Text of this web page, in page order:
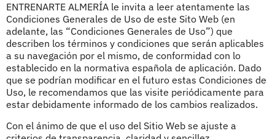
ENTRENARTE ALMERÍA le invita a leer atentamente las
Condiciones Generales de Uso de este Sito Web (en
adelante, las “Condiciones Generales de Uso”) que
describen los términos y condiciones que serán aplicables
a su navegación por el mismo, de conformidad con lo
establecido en la normativa española de aplicación. Dado
que se podrían modificar en el futuro estas Condiciones de
Uso, le recomendamos que las visite periódicamente para
estar debidamente informado de los cambios realizados.
Con el ánimo de que el uso del Sitio Web se ajuste a